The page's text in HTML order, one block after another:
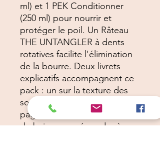
ml) et 1 PEK Conditionner
(250 ml) pour nourrir et
protéger le poil. Un Râteau
THE UNTANGLER à dents
rotatives facilite l'élimination
de la bourre. Deux livrets
explicatifs accompagnent ce
pack : un sur la texture des
sous-poils et un autre de 12
pages sur notre philosophie
du bain, pour répondre à